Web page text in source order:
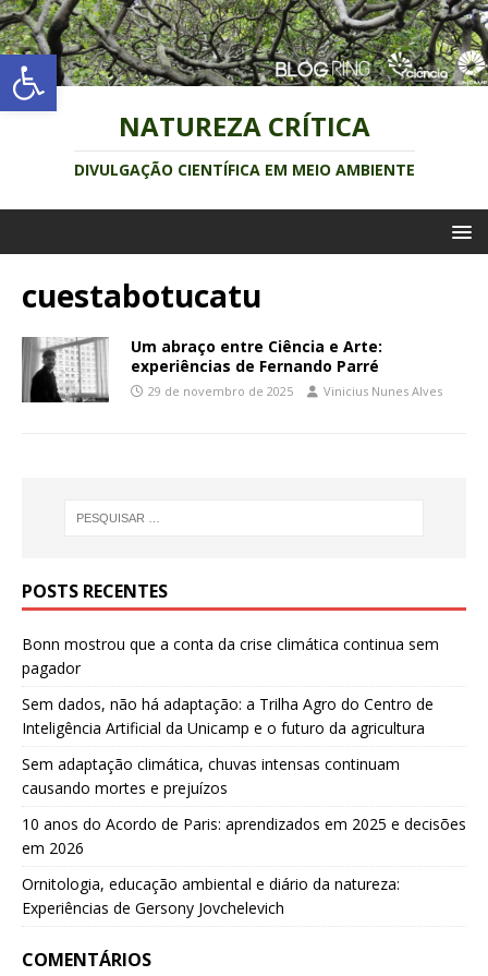
Abrir a barra de ferramentas
NATUREZA CRÍTICA
DIVULGAÇÃO CIENTÍFICA EM MEIO AMBIENTE
cuestabotucatu
Um abraço entre Ciência e Arte:
experiências de Fernando Parré
29 de novembro de 2025 Vinicius Nunes Alves
POSTS RECENTES
Bonn mostrou que a conta da crise climática continua sem
pagador
Sem dados, não há adaptação: a Trilha Agro do Centro de
Inteligência Artificial da Unicamp e o futuro da agricultura
Sem adaptação climática, chuvas intensas continuam
causando mortes e prejuízos
10 anos do Acordo de Paris: aprendizados em 2025 e decisões
em 2026
Ornitologia, educação ambiental e diário da natureza:
Experiências de Gersony Jovchelevich
COMENTÁRIOS